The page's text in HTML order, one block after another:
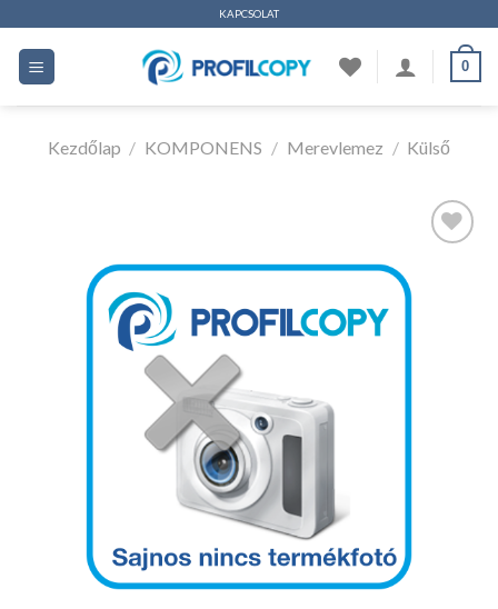
tartalomhoz
KAPCSOLAT
0
Kezdőlap / KOMPONENS / Merevlemez / Külső
Kedvencekhez